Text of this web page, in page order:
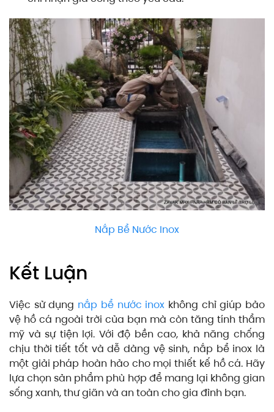
Nắp Bể Nước Inox
Kết Luận
Việc sử dụng nắp bể nước inox không chỉ giúp bảo
vệ hồ cá ngoài trời của bạn mà còn tăng tính thẩm
mỹ và sự tiện lợi. Với độ bền cao, khả năng chống
chịu thời tiết tốt và dễ dàng vệ sinh, nắp bể inox là
một giải pháp hoàn hảo cho mọi thiết kế hồ cá. Hãy
lựa chọn sản phẩm phù hợp để mang lại không gian
sống xanh, thư giãn và an toàn cho gia đình bạn.